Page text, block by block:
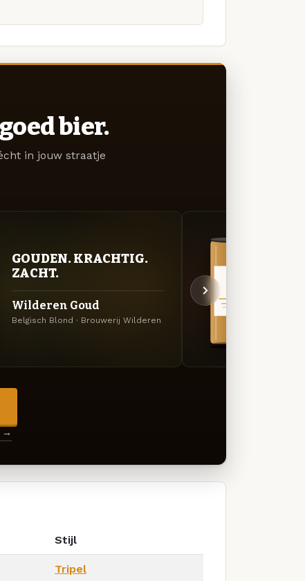
bier.
in jouw straatje
GOUDEN. KRACHTIG.
ZACHT.
Wilderen Goud
Belgisch Blond · Brouwerij Wilderen
→
Stijl
Tripel